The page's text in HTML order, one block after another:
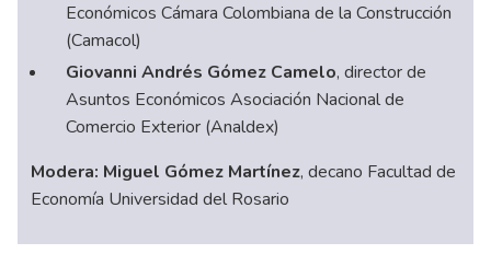
Económicos Cámara Colombiana de la Construcción
(Camacol)
Giovanni Andrés Gómez Camelo, director de
Asuntos Económicos Asociación Nacional de
Comercio Exterior (Analdex)
Modera: Miguel Gómez Martínez, decano Facultad de
Economía Universidad del Rosario